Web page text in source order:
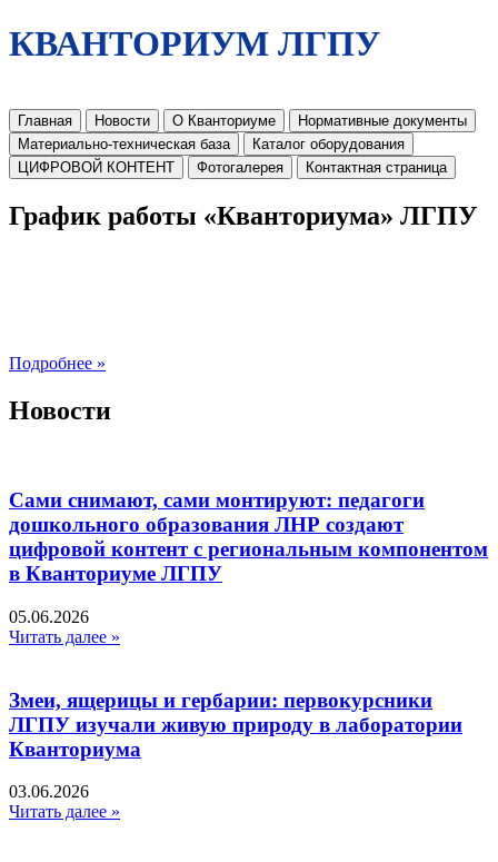
КВАНТОРИУМ ЛГПУ
Главная Новости О Кванториуме
Нормативные документы
Материально-техническая база
Каталог оборудования
ЦИФРОВОЙ КОНТЕНТ
Фотогалерея Контактная страница
График работы «Кванториума» ЛГПУ
Подробнее »
Новости
Сами снимают, сами монтируют: педагоги
дошкольного образования ЛНР создают
цифровой контент с региональным компонентом
в Кванториуме ЛГПУ​
05.06.2026
Читать далее »
Змеи, ящерицы и гербарии: первокурсники
ЛГПУ изучали живую природу в лаборатории
Кванториума
03.06.2026
Читать далее »